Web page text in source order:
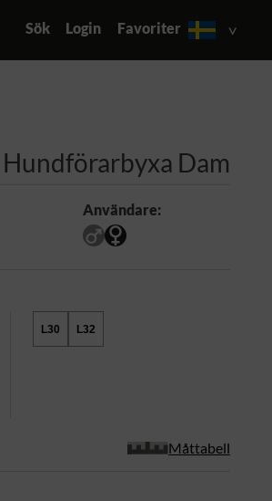
Sök Login Favoriter
Hundförarbyxa Dam
Användare:
L30 L32
Måttabell